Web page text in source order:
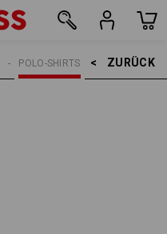
ZURÜCK    >
POLO-SHIRTS